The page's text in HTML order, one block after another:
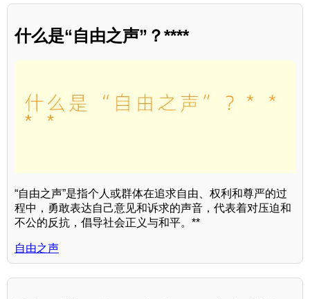
什么是“自由之声”？****
“自由之声”是指个人或群体在追求自由、权利和尊严的过
程中，勇敢表达自己意见和诉求的声音，代表着对压迫和
不公的反抗，倡导社会正义与和平。**
自由之声